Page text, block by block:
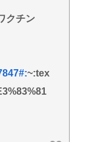
クチン
~:tex